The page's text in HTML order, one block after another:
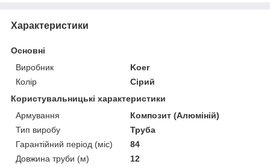
Характеристики
Основні
Виробник
Koer
Колір
Сірий
Користувальницькі характеристики
Армування
Композит (Алюміній)
Тип виробу
Труба
Гарантійний період (міс)
84
Довжина труби (м)
12